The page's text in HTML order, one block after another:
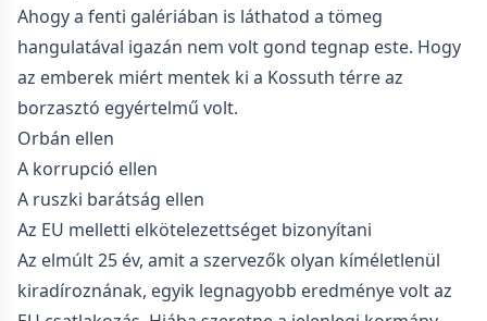
Ahogy a fenti galériában is láthatod a tömeg
hangulatával igazán nem volt gond tegnap este. Hogy
az emberek miért mentek ki a Kossuth térre az
borzasztó egyértelmű volt.
Orbán ellen
A korrupció ellen
A ruszki barátság ellen
Az EU melletti elkötelezettséget bizonyítani
Az elmúlt 25 év, amit a szervezők olyan kíméletlenül
kiradíroznának, egyik legnagyobb eredménye volt az